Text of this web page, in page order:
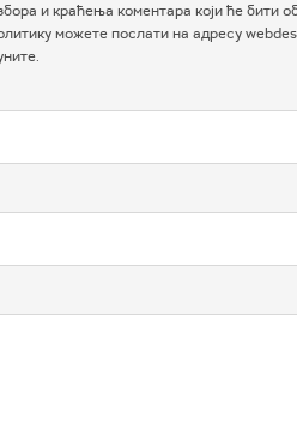
и краћења коментара који ће бити
можете послати на адресу